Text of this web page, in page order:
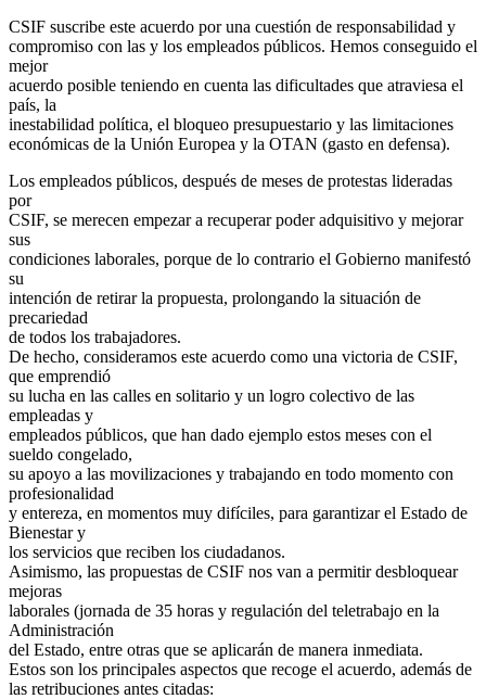
CSIF suscribe este acuerdo por una cuestión de responsabilidad y
compromiso con las y los empleados públicos. Hemos conseguido el
mejor
acuerdo posible teniendo en cuenta las dificultades que atraviesa el
país, la
inestabilidad política, el bloqueo presupuestario y las limitaciones
económicas de la Unión Europea y la OTAN (gasto en defensa).
Los empleados públicos, después de meses de protestas lideradas
por
CSIF, se merecen empezar a recuperar poder adquisitivo y mejorar
sus
condiciones laborales, porque de lo contrario el Gobierno manifestó
su
intención de retirar la propuesta, prolongando la situación de
precariedad
de todos los trabajadores.
De hecho, consideramos este acuerdo como una victoria de CSIF,
que emprendió
su lucha en las calles en solitario y un logro colectivo de las
empleadas y
empleados públicos, que han dado ejemplo estos meses con el
sueldo congelado,
su apoyo a las movilizaciones y trabajando en todo momento con
profesionalidad
y entereza, en momentos muy difíciles, para garantizar el Estado de
Bienestar y
los servicios que reciben los ciudadanos.
Asimismo, las propuestas de CSIF nos van a permitir desbloquear
mejoras
laborales (jornada de 35 horas y regulación del teletrabajo en la
Administración
del Estado, entre otras que se aplicarán de manera inmediata.
Estos son los principales aspectos que recoge el acuerdo, además de
las retribuciones antes citadas: